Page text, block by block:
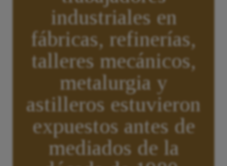
industriales en
fábricas, refinerías,
talleres mecánicos,
metalurgia y
astilleros estuvieron
expuestos antes de
mediados de la